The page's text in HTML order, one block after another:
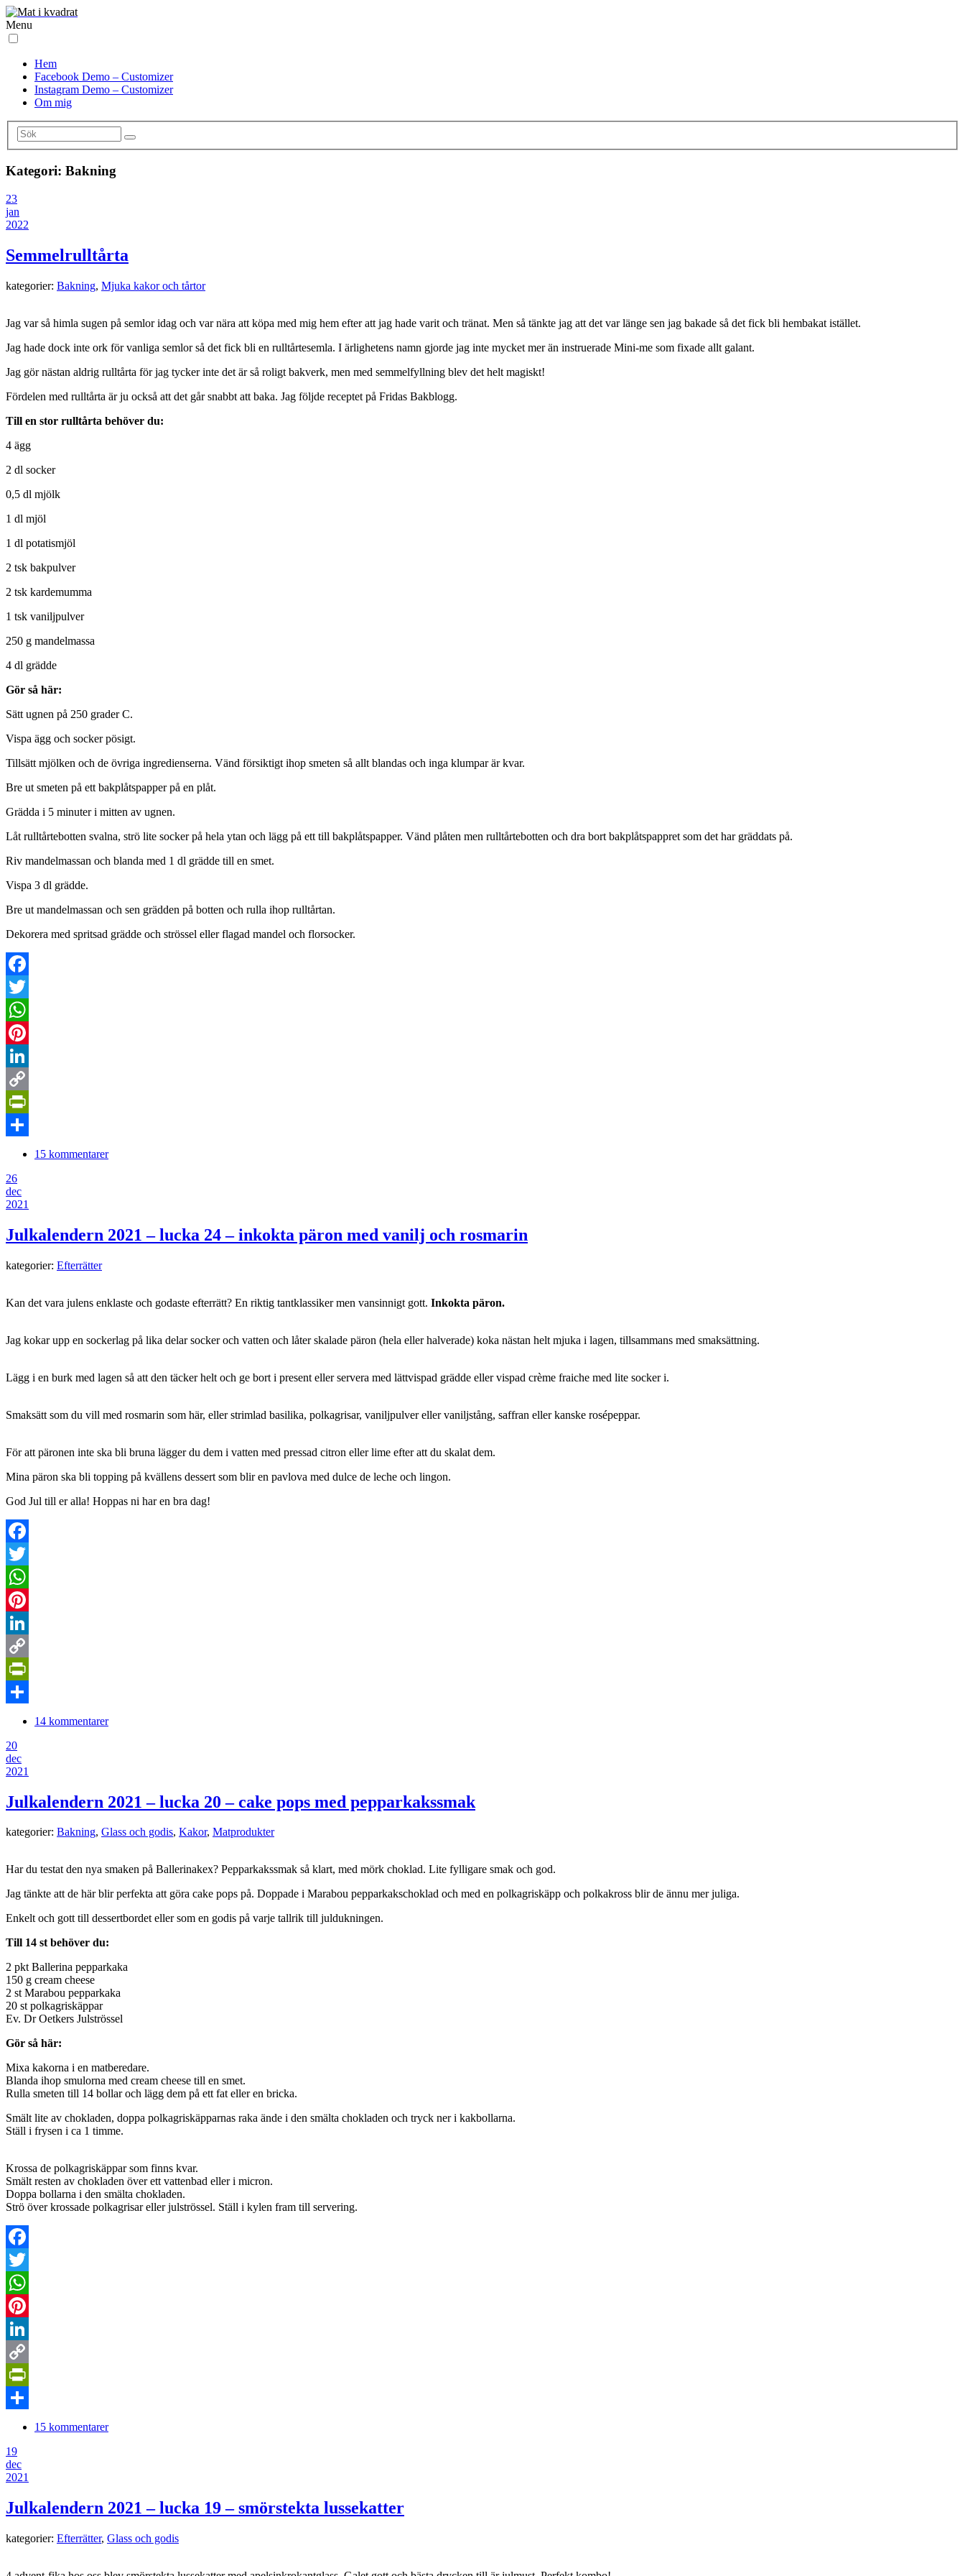
Menu
Hem
Facebook Demo – Customizer
Instagram Demo – Customizer
Om mig
Kategori: Bakning
23
jan
2022
Semmelrulltårta
kategorier: Bakning, Mjuka kakor och tårtor
Jag var så himla sugen på semlor idag och var nära att köpa med mig hem efter att jag hade varit och tränat. Men så tänkte jag att det var länge sen jag bakade så det fick bli hembakat istället.
Jag hade dock inte ork för vanliga semlor så det fick bli en rulltårtesemla. I ärlighetens namn gjorde jag inte mycket mer än instruerade Mini-me som fixade allt galant.
Jag gör nästan aldrig rulltårta för jag tycker inte det är så roligt bakverk, men med semmelfyllning blev det helt magiskt!
Fördelen med rulltårta är ju också att det går snabbt att baka. Jag följde receptet på Fridas Bakblogg.
Till en stor rulltårta behöver du:
4 ägg
2 dl socker
0,5 dl mjölk
1 dl mjöl
1 dl potatismjöl
2 tsk bakpulver
2 tsk kardemumma
1 tsk vaniljpulver
250 g mandelmassa
4 dl grädde
Gör så här:
Sätt ugnen på 250 grader C.
Vispa ägg och socker pösigt.
Tillsätt mjölken och de övriga ingredienserna. Vänd försiktigt ihop smeten så allt blandas och inga klumpar är kvar.
Bre ut smeten på ett bakplåtspapper på en plåt.
Grädda i 5 minuter i mitten av ugnen.
Låt rulltårtebotten svalna, strö lite socker på hela ytan och lägg på ett till bakplåtspapper. Vänd plåten men rulltårtebotten och dra bort bakplåtspappret som det har gräddats på.
Riv mandelmassan och blanda med 1 dl grädde till en smet.
Vispa 3 dl grädde.
Bre ut mandelmassan och sen grädden på botten och rulla ihop rulltårtan.
Dekorera med spritsad grädde och strössel eller flagad mandel och florsocker.
Facebook
Twitter
WhatsApp
Pinterest
LinkedIn
Copy
Link
PrintFriendly
15 kommentarer
26
dec
2021
Julkalendern 2021 – lucka 24 – inkokta päron med vanilj och rosmarin
kategorier: Efterrätter
Kan det vara julens enklaste och godaste efterrätt? En riktig tantklassiker men vansinnigt gott. Inkokta päron.
Jag kokar upp en sockerlag på lika delar socker och vatten och låter skalade päron (hela eller halverade) koka nästan helt mjuka i lagen, tillsammans med smaksättning.
Lägg i en burk med lagen så att den täcker helt och ge bort i present eller servera med lättvispad grädde eller vispad crème fraiche med lite socker i.
Smaksätt som du vill med rosmarin som här, eller strimlad basilika, polkagrisar, vaniljpulver eller vaniljstång, saffran eller kanske rosépeppar.
För att päronen inte ska bli bruna lägger du dem i vatten med pressad citron eller lime efter att du skalat dem.
Mina päron ska bli topping på kvällens dessert som blir en pavlova med dulce de leche och lingon.
God Jul till er alla! Hoppas ni har en bra dag!
Facebook
Twitter
WhatsApp
Pinterest
LinkedIn
Copy
Link
PrintFriendly
14 kommentarer
20
dec
2021
Julkalendern 2021 – lucka 20 – cake pops med pepparkakssmak
kategorier: Bakning, Glass och godis, Kakor, Matprodukter
Har du testat den nya smaken på Ballerinakex? Pepparkakssmak så klart, med mörk choklad. Lite fylligare smak och god.
Jag tänkte att de här blir perfekta att göra cake pops på. Doppade i Marabou pepparkakschoklad och med en polkagriskäpp och polkakross blir de ännu mer juliga.
Enkelt och gott till dessertbordet eller som en godis på varje tallrik till juldukningen.
Till 14 st behöver du:
2 pkt Ballerina pepparkaka
150 g cream cheese
2 st Marabou pepparkaka
20 st polkagriskäppar
Ev. Dr Oetkers Julströssel
Gör så här:
Mixa kakorna i en matberedare.
Blanda ihop smulorna med cream cheese till en smet.
Rulla smeten till 14 bollar och lägg dem på ett fat eller en bricka.
Smält lite av chokladen, doppa polkagriskäpparnas raka ände i den smälta chokladen och tryck ner i kakbollarna.
Ställ i frysen i ca 1 timme.
Krossa de polkagriskäppar som finns kvar.
Smält resten av chokladen över ett vattenbad eller i micron.
Doppa bollarna i den smälta chokladen.
Strö över krossade polkagrisar eller julströssel. Ställ i kylen fram till servering.
Facebook
Twitter
WhatsApp
Pinterest
LinkedIn
Copy
Link
PrintFriendly
15 kommentarer
19
dec
2021
Julkalendern 2021 – lucka 19 – smörstekta lussekatter
kategorier: Efterrätter, Glass och godis